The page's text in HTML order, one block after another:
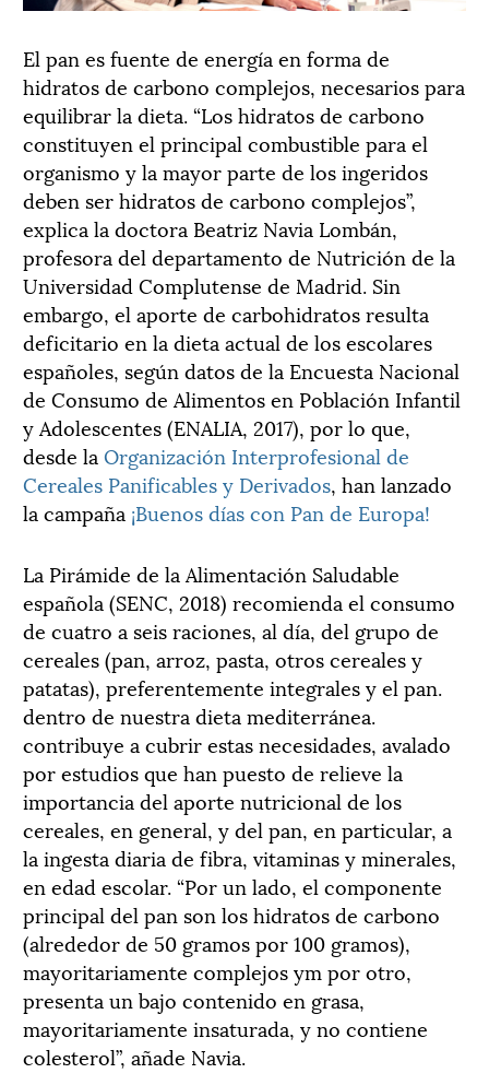
El pan es fuente de energía en forma de
hidratos de carbono complejos, necesarios para
equilibrar la dieta. “Los hidratos de carbono
constituyen el principal combustible para el
organismo y la mayor parte de los ingeridos
deben ser hidratos de carbono complejos”,
explica la doctora Beatriz Navia Lombán,
profesora del departamento de Nutrición de la
Universidad Complutense de Madrid. Sin
embargo, el aporte de carbohidratos resulta
deficitario en la dieta actual de los escolares
españoles, según datos de la Encuesta Nacional
de Consumo de Alimentos en Población Infantil
y Adolescentes (ENALIA, 2017), por lo que,
desde laOrganización Interprofesional de
Cereales Panificables y Derivados, han lanzado
la campaña ¡Buenos días con Pan de Europa!
La Pirámide de la Alimentación Saludable
española (SENC, 2018) recomienda el consumo
de cuatro a seis raciones, al día, del grupo de
cereales (pan, arroz, pasta, otros cereales y
patatas), preferentemente integrales y el pan.
dentro de nuestra dieta mediterránea.
contribuye a cubrir estas necesidades, avalado
por estudios que han puesto de relieve la
importancia del aporte nutricional de los
cereales, en general, y del pan, en particular, a
la ingesta diaria de fibra, vitaminas y minerales,
en edad escolar. “Por un lado, el componente
principal del pan son los hidratos de carbono
(alrededor de 50 gramos por 100 gramos),
mayoritariamente complejos ym por otro,
presenta un bajo contenido en grasa,
mayoritariamente insaturada, y no contiene
colesterol”, añade Navia.